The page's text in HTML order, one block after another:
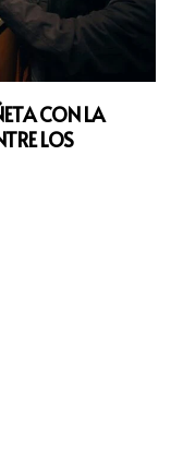
CON LA
LOS